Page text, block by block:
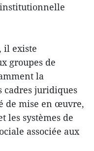
il existe
groupes de
la
cadres juridiques
de mise en œuvre,
les systèmes de
associée aux